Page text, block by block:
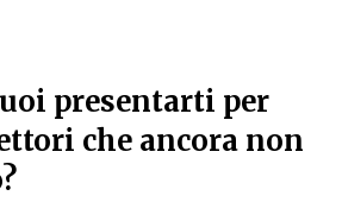
presentarti per
che ancora non